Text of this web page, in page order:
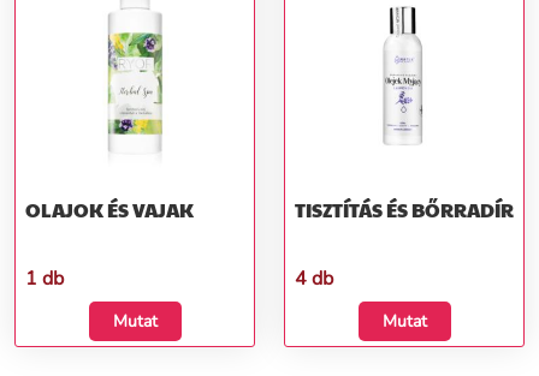
OLAJOK ÉS VAJAK
1 db
Mutat
TISZTÍTÁS ÉS BŐRRADÍR
4 db
Mutat